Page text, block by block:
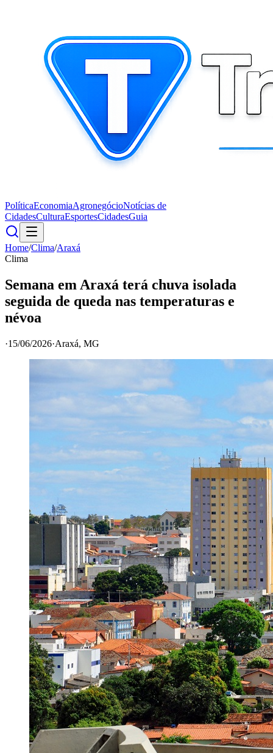
PolíticaEconomiaAgronegócioNotícias de
CidadesCulturaEsportesCidadesGuia
Home/Clima/Araxá
Clima
Semana em Araxá terá chuva isolada
seguida de queda nas temperaturas e
névoa
·15/06/2026·Araxá, MG